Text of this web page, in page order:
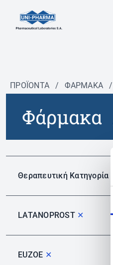
ΠΡΟΪΟΝΤΑ / ΦΆΡΜΑΚΑ /
Φάρμακα
Θεραπευτική Κατηγορία
LATANOPROST ✕
EUZOE ✕